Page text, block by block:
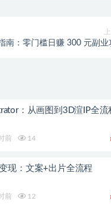
南：零门槛日赚 300 元副业
：从画图到3D渲IP全流
前 14
现：文案+出片全流程
前 12